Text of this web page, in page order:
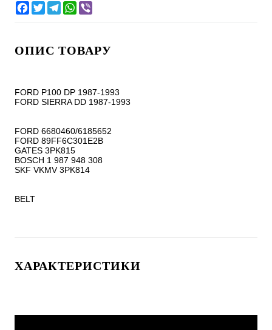
ОПИС ТОВАРУ
FORD P100 DP 1987-1993
FORD SIERRA DD 1987-1993
FORD 6680460/6185652
FORD 89FF6C301E2B
GATES 3PK815
BOSCH 1 987 948 308
SKF VKMV 3PK814
BELT
ХАРАКТЕРИСТИКИ